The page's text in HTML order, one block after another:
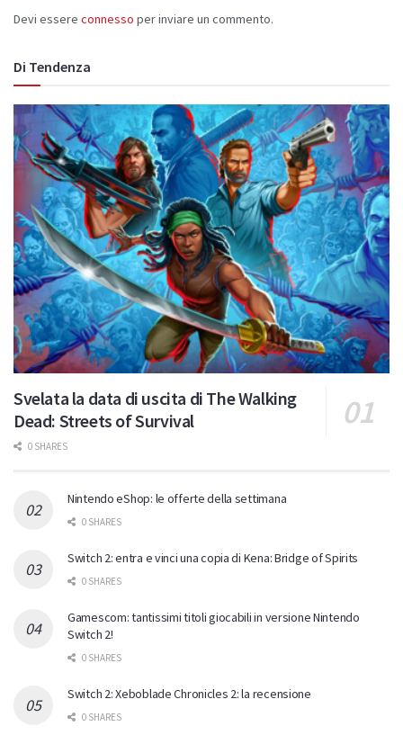
Devi essere connesso per inviare un commento.
Di Tendenza
Svelata la data di uscita di The Walking
Dead: Streets of Survival
0 SHARES
Nintendo eShop: le offerte della settimana
0 SHARES
Switch 2: entra e vinci una copia di Kena: Bridge of Spirits
0 SHARES
Gamescom: tantissimi titoli giocabili in versione Nintendo
Switch 2!
0 SHARES
Switch 2: Xeboblade Chronicles 2: la recensione
0 SHARES